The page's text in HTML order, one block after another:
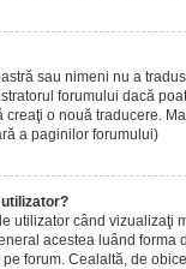
sau nimeni nu a
forumului dacă
o nouă traducere.
a paginilor forumului)
utilizator când vizualizaţi
acestea luând forma
forum. Cealaltă, de